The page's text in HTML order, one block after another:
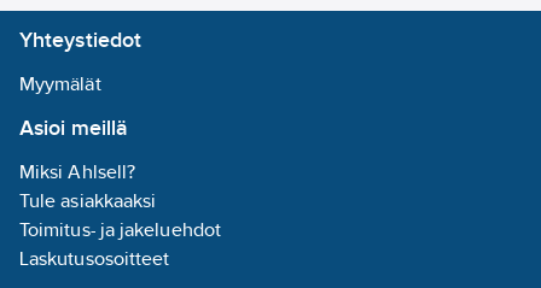
Yhteystiedot
Myymälät
Asioi meillä
Miksi Ahlsell?
Tule asiakkaaksi
Toimitus- ja jakeluehdot
Laskutusosoitteet